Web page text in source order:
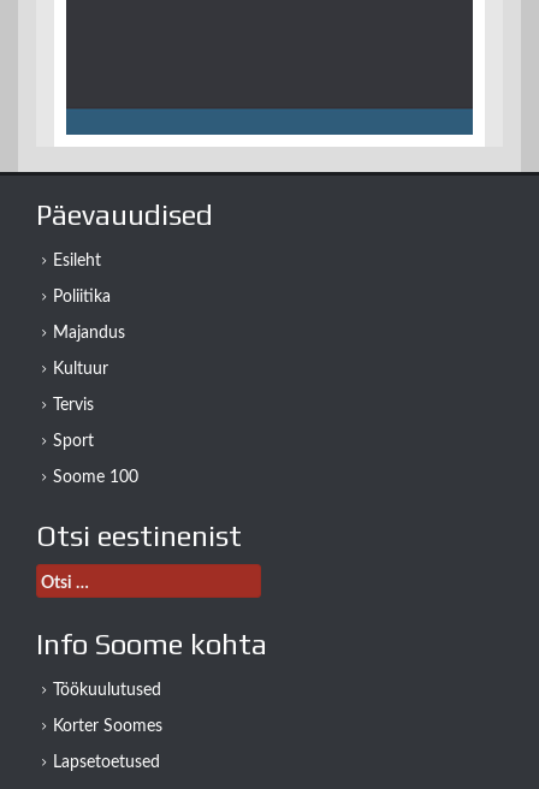
Päevauudised
Esileht
Poliitika
Majandus
Kultuur
Tervis
Sport
Soome 100
Otsi eestinenist
Otsi:
Info Soome kohta
Töökuulutused
Korter Soomes
Lapsetoetused